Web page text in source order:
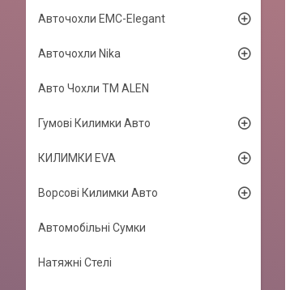
Авточохли EMC-Elegant
Авточохли Nika
Авто Чохли TM ALEN
Гумові Килимки Авто
КИЛИМКИ EVA
Ворсові Килимки Авто
Автомобільні Сумки
Натяжні Стелі